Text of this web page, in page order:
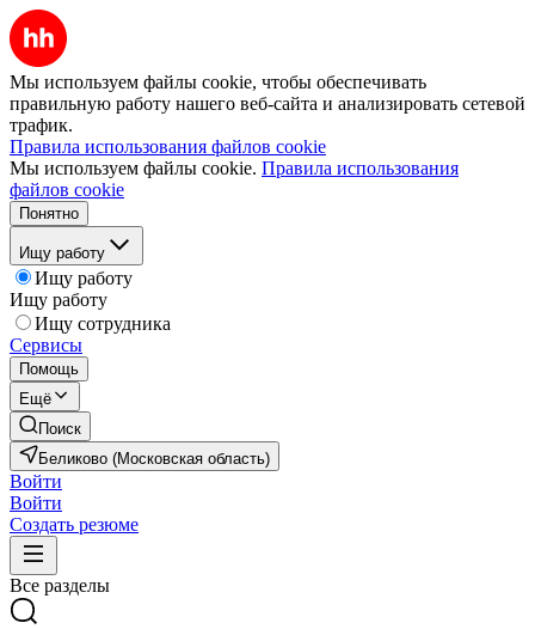
Мы используем файлы cookie, чтобы обеспечивать
правильную работу нашего веб-сайта и анализировать сетевой
трафик.
Правила использования файлов cookie
Мы используем файлы cookie. Правила использования
файлов cookie
Понятно
Ищу работу
Ищу работу
Ищу работу
Ищу сотрудника
Сервисы
Помощь
Ещё
Поиск
Беликово (Московская область)
Войти
Войти
Создать резюме
Все разделы